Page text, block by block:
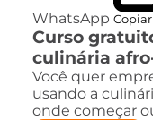
WhatsApp
Curso
culinária
Você quer
usando a
onde começar